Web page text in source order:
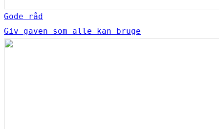
Gode råd
Giv gaven som alle kan bruge